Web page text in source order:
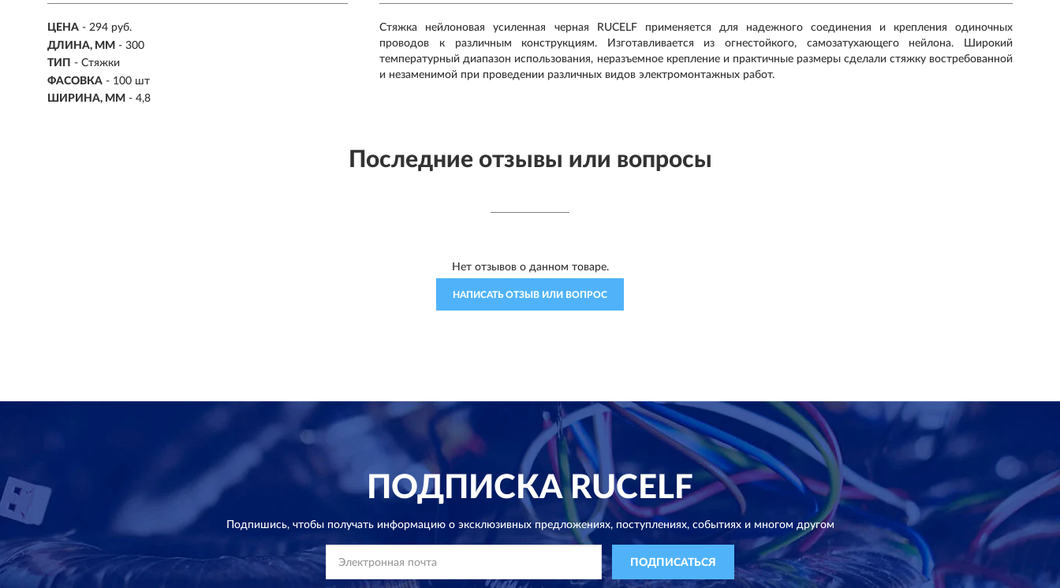
ЦЕНА - 294 руб.
ДЛИНА, ММ - 300
ТИП - Стяжки
ФАСОВКА - 100 шт
ШИРИНА, ММ - 4,8
Стяжка нейлоновая усиленная черная RUCELF применяется для надежного соединения и крепления одиночных
проводов к различным конструкциям. Изготавливается из огнестойкого, самозатухающего нейлона. Широкий
температурный диапазон использования, неразъемное крепление и практичные размеры сделали стяжку востребованной
и незаменимой при проведении различных видов электромонтажных работ.
Последние отзывы или вопросы
Нет отзывов о данном товаре.
НАПИСАТЬ ОТЗЫВ ИЛИ ВОПРОС
ПОДПИСКАRUCELF
Подпишись, чтобы получать информацию о эксклюзивных предложениях,поступлениях, событиях и многом другом
ПОДПИСАТЬСЯ